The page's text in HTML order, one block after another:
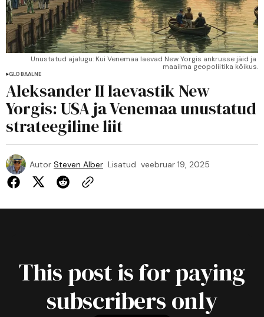
Unustatud ajalugu: Kui Venemaa laevad New Yorgis ankrusse jäid ja
maailma geopoliitika kõikus.
GLOBAALNE
Aleksander II laevastik New
Yorgis: USA ja Venemaa unustatud
strateegiline liit
Autor Steven Alber Lisatud veebruar 19, 2025
This post is for paying
subscribers only